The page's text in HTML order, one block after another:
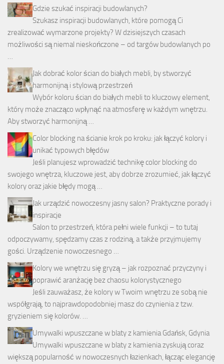
Gdzie szukać inspiracji budowlanych?
Szukasz inspiracji budowlanych, które pomogą Ci
zrealizować wymarzone projekty? W dzisiejszych czasach
możliwości są niemal nieskończone – od targów budowlanych po
…
Jak dobrać kolor ścian do białych mebli, by stworzyć
harmonijną i stylową przestrzeń
Wybór koloru ścian do białych mebli to kluczowy element,
który może znacząco wpłynąć na atmosferę w każdym wnętrzu.
Aby stworzyć harmonijną …
Color blocking na ścianie krok po kroku: jak łączyć kolory i
unikać typowych błędów
Jeśli planujesz wprowadzić technikę color blocking do
swojego wnętrza, kluczowe jest, aby dobrze zrozumieć, jak łączyć
kolory oraz jakie błędy mogą …
Jak urządzić nowoczesny jasny salon? Praktyczne porady i
inspiracje
Salon to przestrzeń, która pełni wiele funkcji – to tutaj
odpoczywamy, spędzamy czas z rodziną, a także przyjmujemy
gości. Urządzenie nowoczesnego …
Kolory we wnętrzu się gryzą – jak rozpoznać przyczyny i
poprawić aranżację bez chaosu kolorystycznego
Jeśli zauważasz, że kolory w Twoim wnętrzu ze sobą nie
współgrają, to najprawdopodobniej masz do czynienia z tzw.
gryzieniem się kolorów. …
Umywalki wpuszczane w blaty z kamienia Gdańsk, Gdynia
Umywalki wpuszczane w blaty z kamienia zyskują coraz
większą popularność w nowoczesnych łazienkach, łącząc elegancję